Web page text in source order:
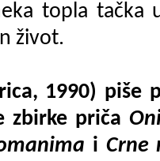
topla tačka
život.
1990) piše
zbirke priča
i Crne